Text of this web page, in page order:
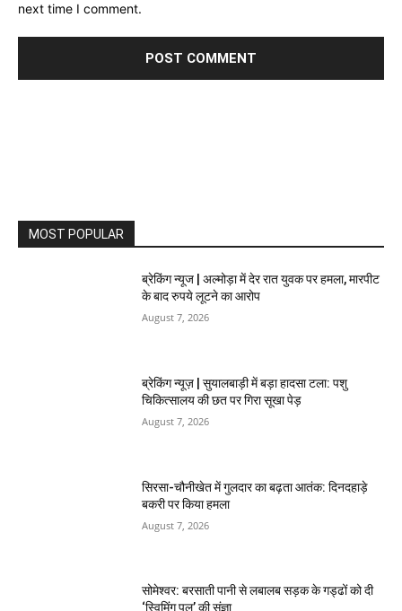
next time I comment.
MOST POPULAR
ब्रेकिंग न्यूज | अल्मोड़ा में देर रात युवक पर हमला, मारपीट
के बाद रुपये लूटने का आरोप
August 7, 2026
ब्रेकिंग न्यूज़ | सुयालबाड़ी में बड़ा हादसा टला: पशु
चिकित्सालय की छत पर गिरा सूखा पेड़
August 7, 2026
सिरसा-चौनीखेत में गुलदार का बढ़ता आतंक: दिनदहाड़े
बकरी पर किया हमला
August 7, 2026
सोमेश्वर: बरसाती पानी से लबालब सड़क के गड्ढों को दी
‘स्विमिंग पूल’ की संज्ञा